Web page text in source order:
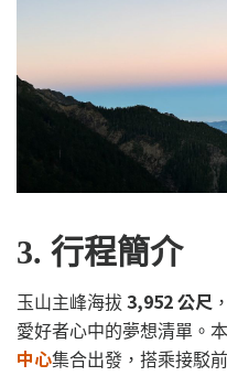
3. 行程簡介
玉山主峰海拔 3,952 公尺
愛好者心中的夢想清單。
中心集合出發，搭乘接駁